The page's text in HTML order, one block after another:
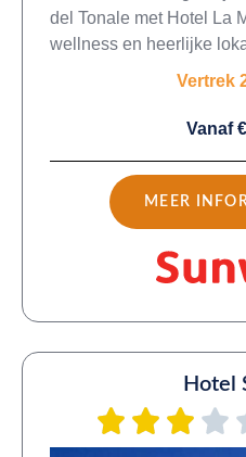
del Tonale met Hotel La
wellness en heerlijke
Vertrek
Vanaf
MEER
Hotel